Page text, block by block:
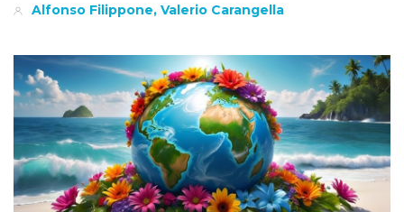
Alfonso Filippone, Valerio Carangella